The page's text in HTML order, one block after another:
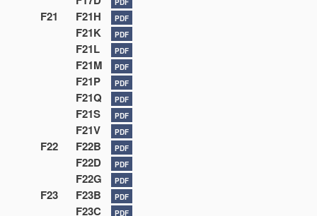
PDF
F21 F21H PDF
F21K PDF
F21L PDF
F21M PDF
F21P PDF
F21Q PDF
F21S PDF
F21V PDF
F22 F22B PDF
F22D PDF
F22G PDF
F23 F23B PDF
F23C PDF